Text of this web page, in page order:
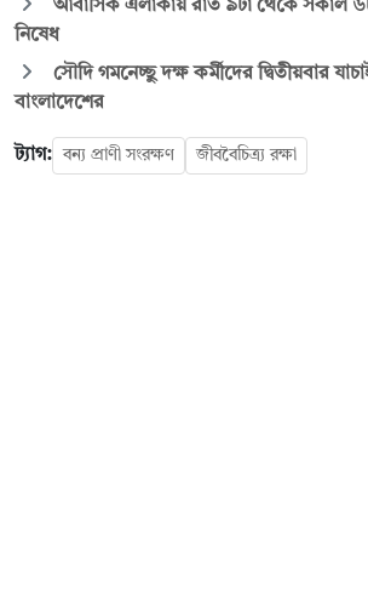
আবাসিক এলাকায় রাত ৯টা থেকে সকাল
নিষেধ
সৌদি গমনেচ্ছু দক্ষ কর্মীদের দ্বিতীয়বার
বাংলাদেশের
ট্যাগ: বন্য প্রাণী সংরক্ষণ জীববৈচিত্র্য রক্ষা